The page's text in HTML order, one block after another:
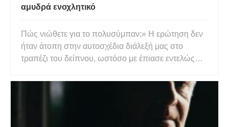
αμυδρά ενοχλητικό
Πώς νιώθετε για το πολυσύμπαν;» Η ερώτηση δεν
ήταν άτοπη στην αυτοσχέδια διάλεξή μας στο
τραπέζι του δείπνου, ωστόσο με έπιασε εντελώς
πριν για το πολυσύμπαν, αλλά η εξήγηση μιας
θεωρητικής κατασκευής είναι πολύ διαφορετική